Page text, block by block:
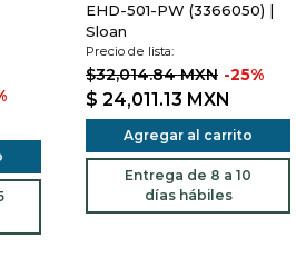
EHD-501-PW (3366050) |
Sloan
Precio de lista:
$32,014.84 MXN -25%
$ 24,011.13 MXN
Agregar al carrito
Entrega de 8 a 10
días hábiles